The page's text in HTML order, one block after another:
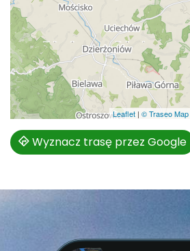
Leaflet | © Traseo Map
Wyznacz trasę przez Google